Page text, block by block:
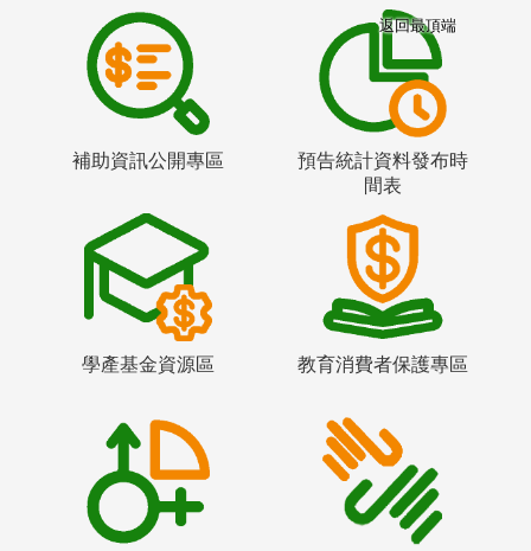
補助資訊公開專區
預告統計資料發布時
間表
學產基金資源區 教育消費者保護專區
返回最頂端